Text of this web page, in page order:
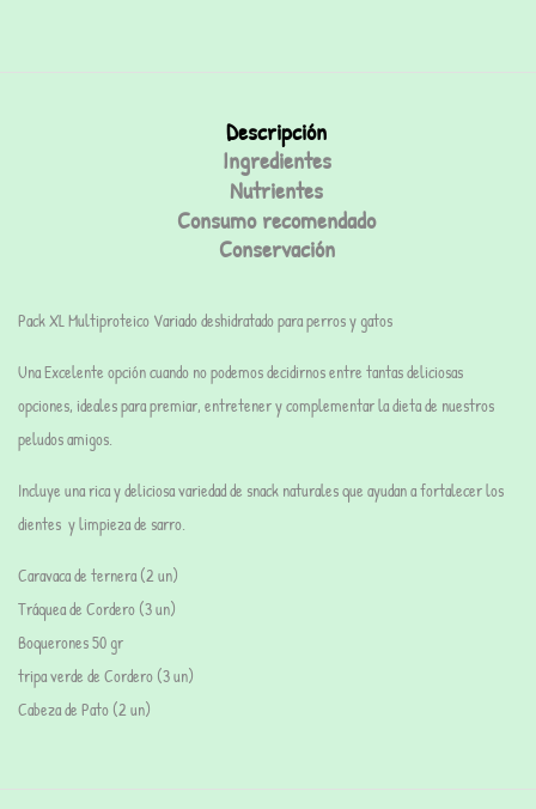
Descripción
Ingredientes
Nutrientes
Consumo recomendado
Conservación
Pack XL Multiproteico Variado deshidratado para perros y gatos
Una Excelente opción cuando no podemos decidirnos entre tantas deliciosas
opciones, ideales para premiar, entretener y complementar la dieta de nuestros
peludos amigos.
Incluye una rica y deliciosa variedad de snack naturales que ayudan a fortalecer los
dientes y limpieza de sarro.
Caravaca de ternera (2 un)
Tráquea de Cordero (3 un)
Boquerones 50 gr
tripa verde de Cordero (3 un)
Cabeza de Pato (2 un)